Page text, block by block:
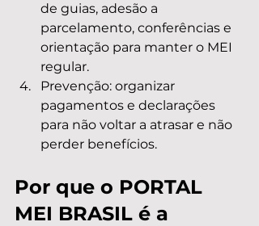
de guias, adesão a
parcelamento, conferências e
orientação para manter o MEI
regular.
Prevenção: organizar
pagamentos e declarações
para não voltar a atrasar e não
perder benefícios.
Por que o PORTAL
MEI BRASIL é a